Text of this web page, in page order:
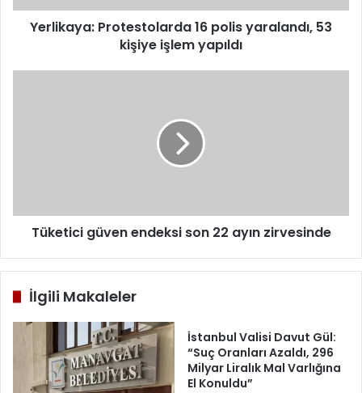
yapıldı
Yerlikaya: Protestolarda 16 polis yaralandı, 53
kişiye işlem yapıldı
Tüketici güven endeksi son 22 ayın zirvesinde
İlgili Makaleler
İstanbul Valisi Davut Gül:
“Suç Oranları Azaldı, 296
Milyar Liralık Mal Varlığına
El Konuldu”